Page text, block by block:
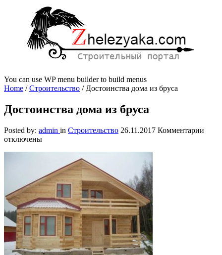
You can use WP menu builder to build menus
Home /Строительство / Достоинства дома из бруса
Достоинства дома из бруса
Posted by: admin in Строительство 26.11.2017 Комментарии
отключены